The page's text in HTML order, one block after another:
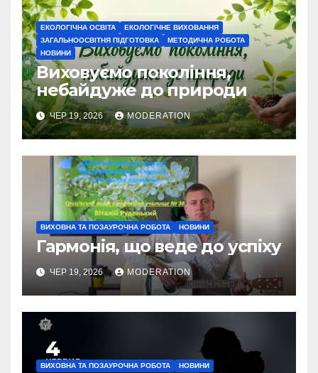
ЕКОЛОГІЧНА ОСВІТА
ЕКОЛОГІЧНЕ ВИХОВАННЯ
ЗАГАЛЬНООСВІТНЯ ПІДГОТОВКА
МЕТОДИЧНА РОБОТА
НОВИНИ
Виховуємо покоління,
небайдуже до природи
ЧЕР 19, 2026 MODERATION
ВИХОВНА ТА ПОЗАУРОЧНА РОБОТА НОВИНИ
Гармонія, що веде до успіху
ЧЕР 19, 2026 MODERATION
ВИХОВНА ТА ПОЗАУРОЧНА РОБОТА НОВИНИ